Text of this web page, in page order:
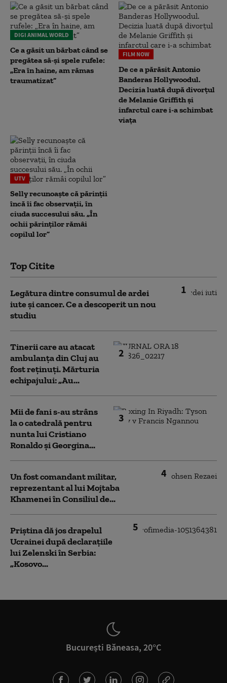
DIGI ANIMAL WORLD
Ce a găsit un bărbat când se
pregătea să-și spele rufele:
„Era în haine, am rămas
traumatizat”
FILM NOW
De ce a părăsit Antonio
Banderas Hollywoodul.
Decizia luată după divorțul
de Melanie Griffith și
infarctul care i-a schimbat
viața
UTV
Selly recunoaște că părinții
încă îi fac observații, în
ciuda succesului său. „În
ochii părinților rămâi
copilul lor”
Top Citite
1
Legătura dintre consumul de ardei
iute și cancer. Ce a descoperit un nou
studiu
2
Tinerii care au atacat
ambulanța din Cluj au
fost reținuți. Mărturia
echipajului: „Au...
3
Mii de fani s-au strâns
la o catedrală pentru
nunta lui Cristiano
Ronaldo şi Georgina...
4
Un fost comandant militar,
reprezentant al lui Mojtaba
Khamenei în Consiliul de...
5
Priștina dă jos drapelul
Ucrainei după declarațiile
lui Zelenski în Serbia:
„Kosovo...
București Băneasa, 20°C